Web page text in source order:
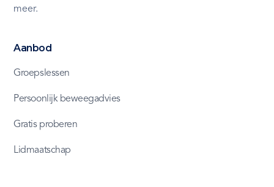
meer.
Aanbod
Groepslessen
Persoonlijk beweegadvies
Gratis proberen
Lidmaatschap